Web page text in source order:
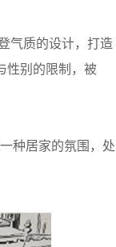
气质的设计，打造
性别的限制，被
种居家的氛围，处